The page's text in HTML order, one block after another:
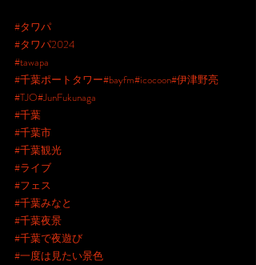
#タワパ
#タワパ2024
#tawapa
#千葉ポートタワー#bayfm#icocoon#伊津野亮
#TJO#JunFukunaga
#千葉
#千葉市
#千葉観光
#ライブ
#フェス
#千葉みなと
#千葉夜景
#千葉で夜遊び
#一度は見たい景色